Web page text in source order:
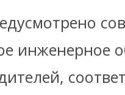
инженерное